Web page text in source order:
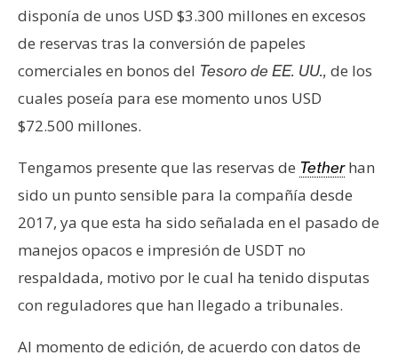
T
e
m
a
s
R
e
c
u
s
o
disponía de unos USD $3.300 millones en excesos
de reservas tras la conversión de papeles
comerciales en bonos del Tesoro de EE. UU., de los
cuales poseía para ese momento unos USD
$72.500 millones.
Tengamos presente que las reservas de Tetherhan
sido un punto sensible para la compañía desde
2017, ya que esta ha sido señalada en el pasado de
manejos opacos e impresión de USDT no
respaldada, motivo por le cual ha tenido disputas
con reguladores que han llegado a tribunales.
Al momento de edición, de acuerdo con datos de